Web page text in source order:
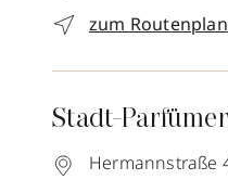
zum
Stadt-
Hermannstraße